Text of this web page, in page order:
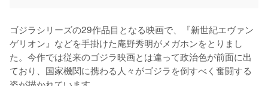
ゴジラシリーズの29作品目となる映画で、『新世紀エヴァン
ゲリオン』などを手掛けた庵野秀明がメガホンをとりまし
た。今作では従来のゴジラ映画とは違って政治色が前面に出
ており、国家機関に携わる人々がゴジラを倒すべく奮闘する